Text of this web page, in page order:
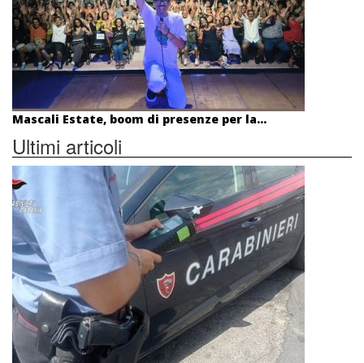
Mascali Estate, boom di presenze per la...
Ultimi articoli